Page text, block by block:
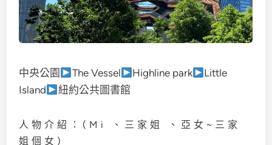
中央公園 The Vessel Highline park
Little
Island
紐約公共圖書館
人物介紹：(Mi 、三家姐 、亞女~三家
姐個女)